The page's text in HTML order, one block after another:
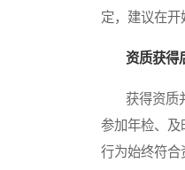
定，建议在开
资质获得
获得资质并
参加年检、及
行为始终符合